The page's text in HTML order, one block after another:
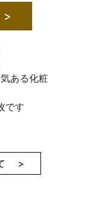
>
ある化粧
です
て >